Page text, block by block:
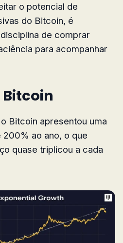
o potencial de
do Bitcoin, é
de comprar
para acompanhar
Bitcoin apresentou uma
ao ano, o que
quase triplicou a cada